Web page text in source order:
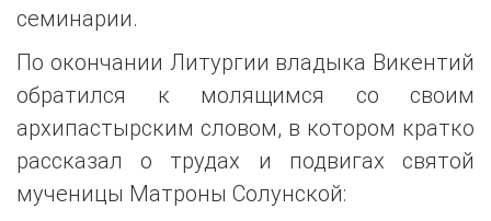
семинарии.
По окончании Литургии владыка Викентий
обратился к молящимся со своим
архипастырским словом, в котором кратко
рассказал о трудах и подвигах святой
мученицы Матроны Солунской: